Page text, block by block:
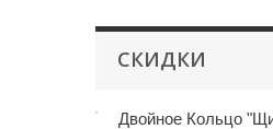
СКИДКИ
Двойное Кольцо